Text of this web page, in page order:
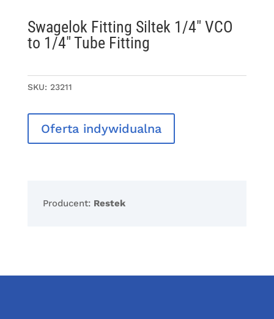
Swagelok Fitting Siltek 1/4″ VCO
to 1/4″ Tube Fitting
SKU: 23211
Oferta indywidualna
Producent: Restek